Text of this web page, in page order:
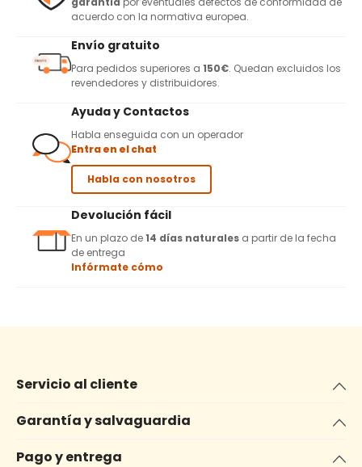
acuerdo con la normativa europea.
Envío gratuito
Para pedidos superiores a 150€. Quedan excluidos los
revendedores y distribuidores.
Ayuda y Contactos
Habla enseguida con un operador
Entra en el chat
Habla con nosotros
Devolución fácil
En un plazo de14 días naturales a partir de la fecha
de entrega
Infórmate cómo
Servicio al cliente
Garantía y salvaguardia
Pago y entrega